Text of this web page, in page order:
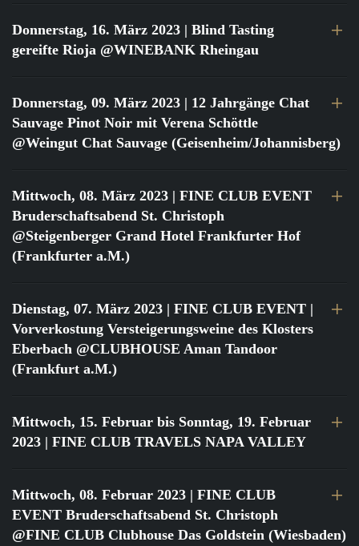
Donnerstag, 16. März 2023 | Blind Tasting
gereifte Rioja @WINEBANK Rheingau
Donnerstag, 09. März 2023 | 12 Jahrgänge Chat
Sauvage Pinot Noir mit Verena Schöttle
@Weingut Chat Sauvage (Geisenheim/Johannisberg)
Mittwoch, 08. März 2023 | FINE CLUB EVENT
Bruderschaftsabend St. Christoph
@Steigenberger Grand Hotel Frankfurter Hof
(Frankfurter a.M.)
Dienstag, 07. März 2023 | FINE CLUB EVENT |
Vorverkostung Versteigerungsweine des Klosters
Eberbach @CLUBHOUSE Aman Tandoor
(Frankfurt a.M.)
Mittwoch, 15. Februar bis Sonntag, 19. Februar
2023 | FINE CLUB TRAVELS NAPA VALLEY
Mittwoch, 08. Februar 2023 | FINE CLUB
EVENT Bruderschaftsabend St. Christoph
@FINE CLUB Clubhouse Das Goldstein (Wiesbaden)